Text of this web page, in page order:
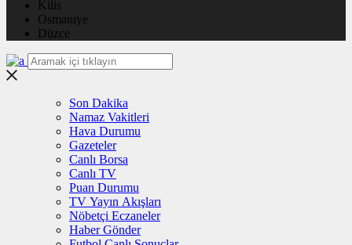
Kilis
Osmaniye
Düzce
Son Dakika
Namaz Vakitleri
Hava Durumu
Gazeteler
Canlı Borsa
Canlı TV
Puan Durumu
TV Yayın Akışları
Nöbetçi Eczaneler
Haber Gönder